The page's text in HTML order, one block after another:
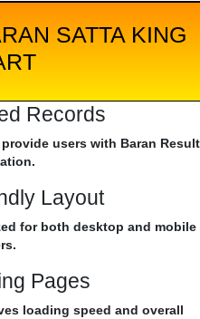
SATTA KING
Records
users with Baran Result
Layout
for both desktop and mobile
Pages
loading speed and overall